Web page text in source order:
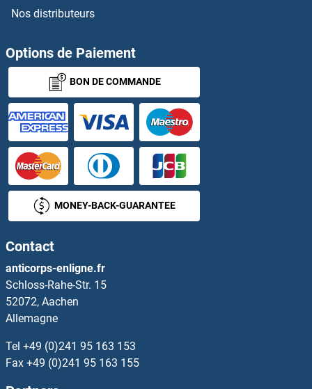
Nociceptin Anticorps
NOD1 Anticorps
NOD2 Anticorps
Nodal Anticorps
NOG Anticorps
Nogo B Receptor Anticorps
NOL12 Anticorps
NOL3 Anticorps
NOL4 Anticorps
NOL8 Anticorps
NOL9 Anticorps
Nos distributeurs
Options de Paiement
BON DE COMMANDE
MONEY-BACK-GUARANTEE
Contact
anticorps-enligne.fr
Schloss-Rahe-Str. 15
52072, Aachen
Allemagne
Tel +49 (0)241 95 163 153
Fax +49 (0)241 95 163 155